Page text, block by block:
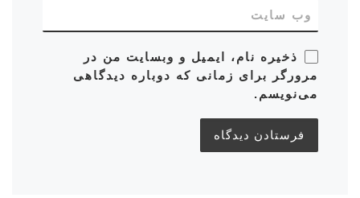
وب‌ سایت
ذخیره نام، ایمیل و وبسایت من در
مرورگر برای زمانی که دوباره دیدگاهی
می‌نویسم.